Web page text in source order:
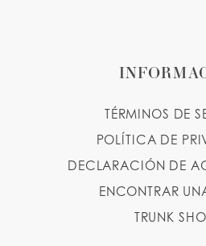
TÉRMINOS DE
POLÍTICA DE
DECLARACIÓN DE
ENCONTRAR
TRUNK